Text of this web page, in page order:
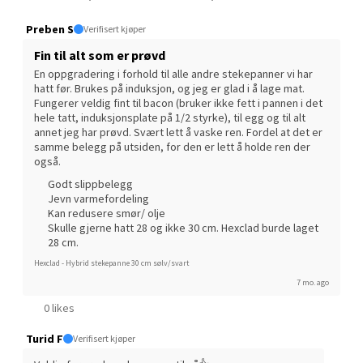
restauranter verden over.
Preben S Verifisert kjøper
Fin til alt som er prøvd
En oppgradering i forhold til alle andre stekepanner vi har
hatt før. Brukes på induksjon, og jeg er glad i å lage mat.
Fungerer veldig fint til bacon (bruker ikke fett i pannen i det
hele tatt, induksjonsplate på 1/2 styrke), til egg og til alt
annet jeg har prøvd. Svært lett å vaske ren. Fordel at det er
samme belegg på utsiden, for den er lett å holde ren der
også.
Godt slippbelegg
Jevn varmefordeling
Kan redusere smør/ olje
Skulle gjerne hatt 28 og ikke 30 cm. Hexclad burde laget
28 cm.
Hexclad - Hybrid stekepanne 30 cm sølv/svart
7 mo. ago
0 likes
Turid F Verifisert kjøper
Åpent i dag 10-21
1 i butikk
Velg
Sunndalsøra - Alti Sunndal
Alti Sunndal, Sunndalsveien 17, 6600 Sunndalsøra
Åpent i dag 10-19
0 i butikk